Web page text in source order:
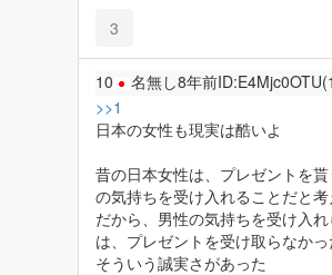
3
10 名無し8年前
>>1
日本の女性も現実は酷いよ
昔の日本女性は、プレゼントを
の気持ちを受け入れることだと考
だから、男性の気持ちを受け入
は、プレゼントを受け取らなかっ
そういう誠実さがあった